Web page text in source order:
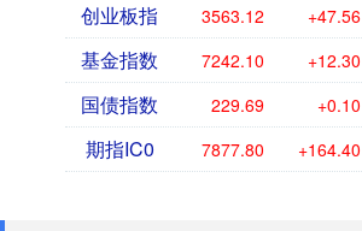
创业板指 3563.12 +47.56
基金指数 7242.10 +12.30
国债指数 229.69 +0.10
期指IC0 7877.80 +164.40